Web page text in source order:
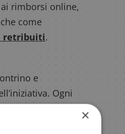
rimborsi online,
come
retribuiti.
e
Ogni
dedicato.
×